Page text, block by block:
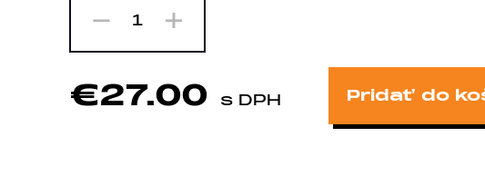
- 1 +
€27.00 s DPH Pridať do